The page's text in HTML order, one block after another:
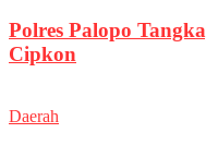
Polres Palopo
Cipkon
Daerah